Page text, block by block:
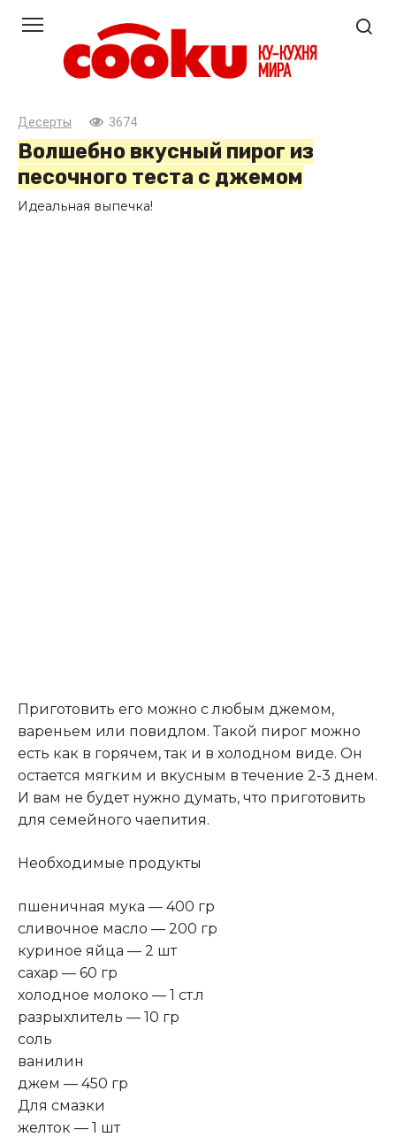
контенту
Десерты 3674
Волшебно вкусный пирог из
песочного теста с джемом
Идеальная выпечка!
Приготовить его можно с любым джемом,
вареньем или повидлом. Такой пирог можно
есть как в горячем, так и в холодном виде. Он
остается мягким и вкусным в течение 2-3 днем.
И вам не будет нужно думать, что приготовить
для семейного чаепития.
Необходимые продукты
пшеничная мука — 400 гр
сливочное масло — 200 гр
куриное яйца — 2 шт
сахар — 60 гр
холодное молоко — 1 ст.л
разрыхлитель — 10 гр
соль
ванилин
джем — 450 гр
Для смазки
желток — 1 шт